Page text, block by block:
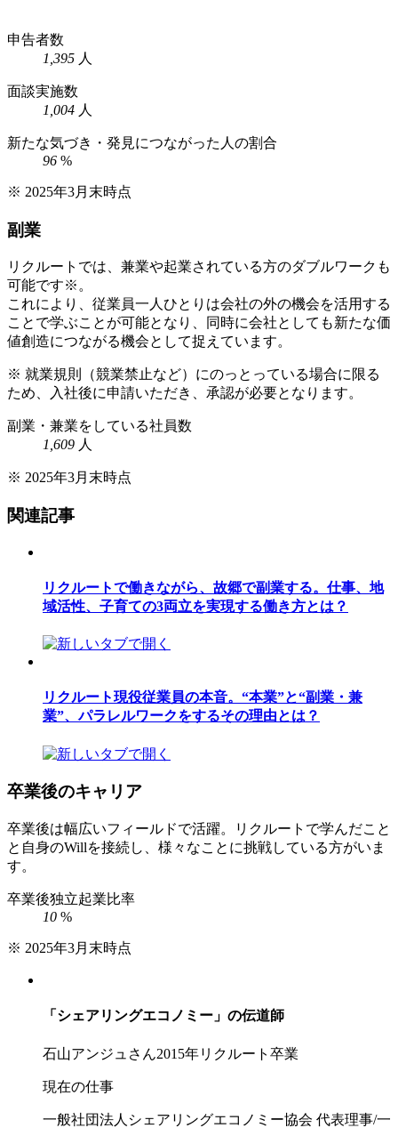
申告者数
1,395 人
面談実施数
1,004 人
新たな気づき・発見につながった人の割合
96 %
※ 2025年3月末時点
副業
リクルートでは、兼業や起業されている方のダブルワークも
可能です※。
これにより、従業員一人ひとりは会社の外の機会を活用する
ことで学ぶことが可能となり、同時に会社としても新たな価
値創造につながる機会として捉えています。
※ 就業規則（競業禁止など）にのっとっている場合に限る
ため、入社後に申請いただき、承認が必要となります。
副業・兼業をしている社員数
1,609 人
※ 2025年3月末時点
関連記事
リクルートで働きながら、故郷で副業する。仕事、地
域活性、子育ての3両立を実現する働き方とは？
リクルート現役従業員の本音。“本業”と“副業・兼
業”、パラレルワークをするその理由とは？
卒業後のキャリア
卒業後は幅広いフィールドで活躍。リクルートで学んだこと
と自身のWillを接続し、様々なことに挑戦している方がいま
す。
卒業後独立起業比率
10 %
※ 2025年3月末時点
「シェアリングエコノミー」の伝道師
石山アンジュさん2015年リクルート卒業
現在の仕事
一般社団法人シェアリングエコノミー協会 代表理事/一